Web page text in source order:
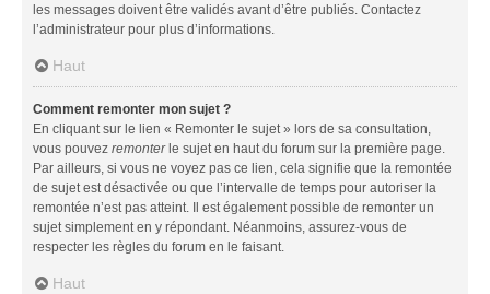
les messages doivent être validés avant d’être publiés. Contactez
l’administrateur pour plus d’informations.
Haut
Comment remonter mon sujet ?
En cliquant sur le lien « Remonter le sujet » lors de sa consultation,
vous pouvez remonterle sujet en haut du forum sur la première page.
Par ailleurs, si vous ne voyez pas ce lien, cela signifie que la remontée
de sujet est désactivée ou que l’intervalle de temps pour autoriser la
remontée n’est pas atteint. Il est également possible de remonter un
sujet simplement en y répondant. Néanmoins, assurez-vous de
respecter les règles du forum en le faisant.
Haut